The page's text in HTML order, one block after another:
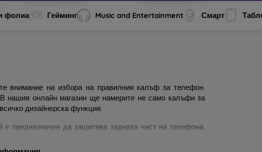
фолиа Гейминг Music and Entertainment Смарт
внимание на избора на правилния калъф за телефон.
нашия онлайн магазин ще намерите не само калъфи за
дизайнерска функция.
предназначен да защитава задната част на телефона.